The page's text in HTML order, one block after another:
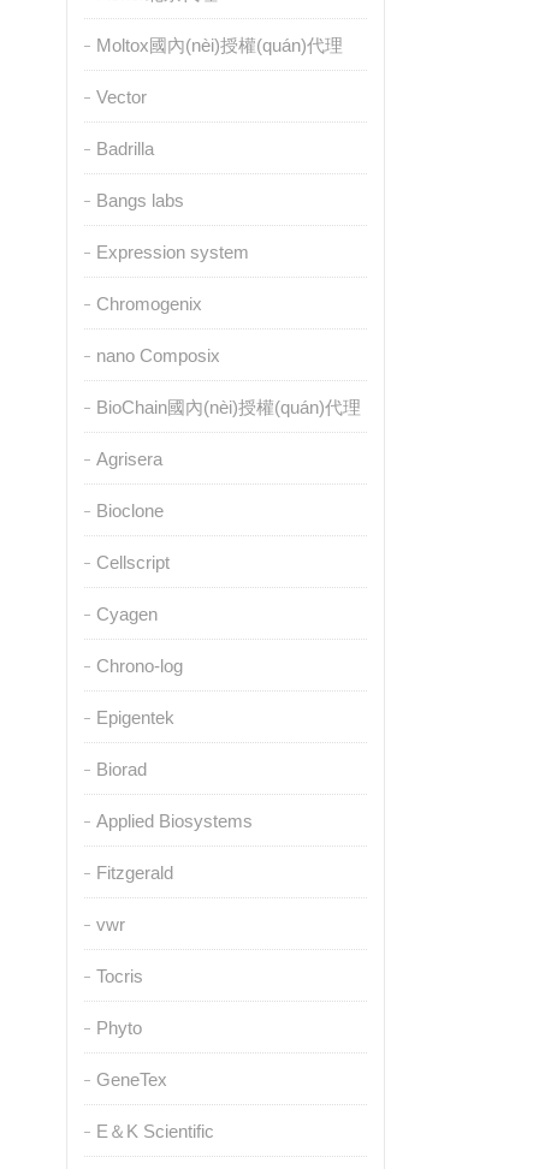
Moltox國內(nèi)授權(quán)代理
Vector
Badrilla
Bangs labs
Expression system
Chromogenix
nano Composix
BioChain國內(nèi)授權(quán)代理
Agrisera
Bioclone
Cellscript
Cyagen
Chrono-log
Epigentek
Biorad
Applied Biosystems
Fitzgerald
vwr
Tocris
Phyto
GeneTex
E＆K Scientific